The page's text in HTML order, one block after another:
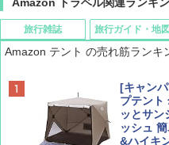
Amazon トラベル関連ランキ
旅行雑誌
BE-PAL(
SOTO
￥1,500
旅行ガイド・地図
D40 地球
力的な町
￥2,079
Amazon テント の売れ筋ランキ
[キャン
プテント
ッとサン
ッシュ
&ハイキ